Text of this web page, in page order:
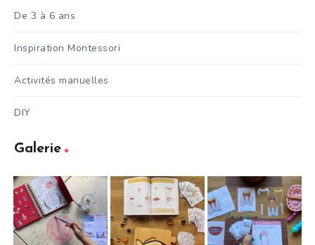
De 3 à 6 ans
Inspiration Montessori
Activités manuelles
DIY
Galerie